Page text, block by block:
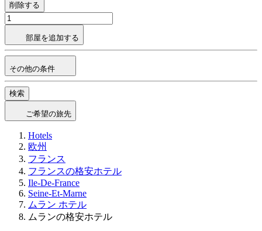
削除する
部屋を追加する
その他の条件
検索
ご希望の旅先
Hotels
欧州
フランス
フランスの格安ホテル
Ile-De-France
Seine-Et-Marne
ムラン ホテル
ムランの格安ホテル